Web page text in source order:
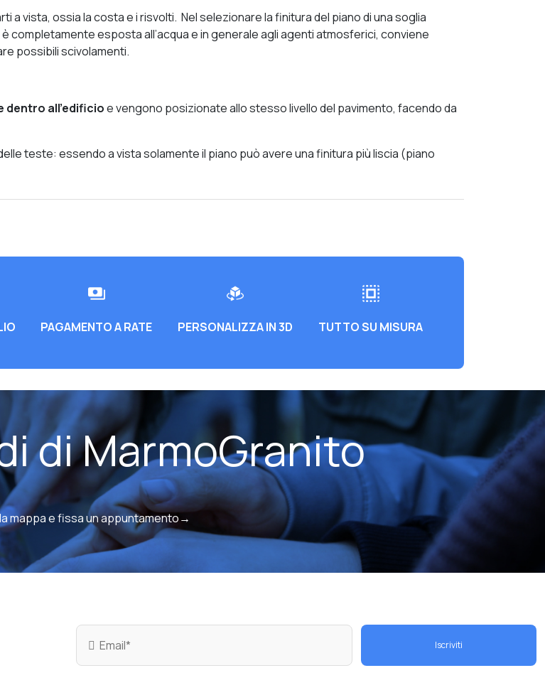
vista, ossia la costa e i risvolti. Nel selezionare la finitura del piano di una soglia
esposta all’acqua e in generale agli agenti atmosferici, conviene
possibili scivolamenti.
all’edificioe vengono posizionate allo stesso livello del pavimento, facendo da
teste: essendo a vista solamente il piano può avere una finitura più liscia (piano
PAGAMENTO A RATE PERSONALIZZA IN 3D TUTTO SU MISURA
di MarmoGranito
mappa e fissa un appuntamento→
Iscriviti